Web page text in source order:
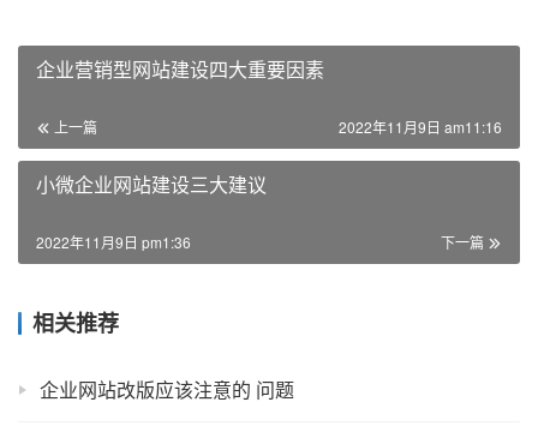
企业营销型网站建设四大重要因素
上一篇 2022年11月9日 am11:16
小微企业网站建设三大建议
下一篇
2022年11月9日 pm1:36
相关推荐
企业网站改版应该注意的 问题